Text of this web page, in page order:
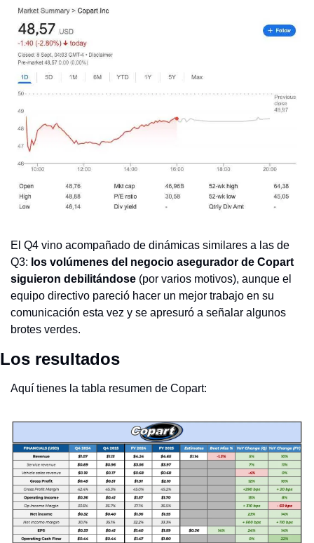
El Q4 vino acompañado de dinámicas similares a las de
Q3: los volúmenes del negocio asegurador de Copart
siguieron debilitándose (por varios motivos), aunque el
equipo directivo pareció hacer un mejor trabajo en su
comunicación esta vez y se apresuró a señalar algunos
brotes verdes.
Los resultados
Aquí tienes la tabla resumen de Copart: